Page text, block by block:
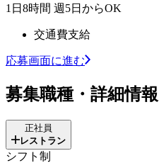
1日8時間 週5日からOK
交通費支給
応募画面に進む
募集職種・詳細情報
正社員
レストラン
シフト制